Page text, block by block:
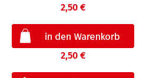
2,50 €
2,50 €